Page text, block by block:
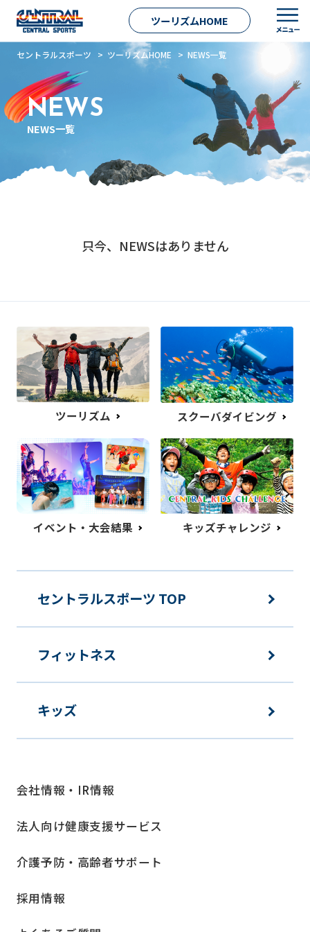
ツーリズムHOME
セントラルスポーツ > ツーリズムHOME > NEWS一覧
NEWS
NEWS一覧
只今、NEWSはありません
ツーリズム スクーバダイビング
イベント・大会結果 キッズチャレンジ
セントラルスポーツ TOP
フィットネス
キッズ
会社情報・IR情報
法人向け健康支援サービス
介護予防・高齢者サポート
採用情報